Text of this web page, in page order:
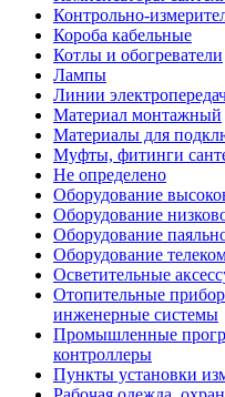
Контрольно-
Короба кабельные
Котлы и обогреватели
Лампы
Линии
Материал монтажный
Материалы для
Муфты, фитинги
Не определено
Оборудование
Оборудование
Оборудование
Оборудование
Осветительные
Отопительные
инженерные системы
Промышленные
контроллеры
Пункты установки